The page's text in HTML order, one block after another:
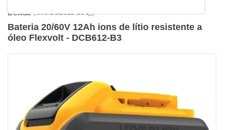
Dewalt (Cód.DCB612-B3 )
Bateria 20/60V 12Ah ions de lítio resistente a
óleo Flexvolt - DCB612-B3